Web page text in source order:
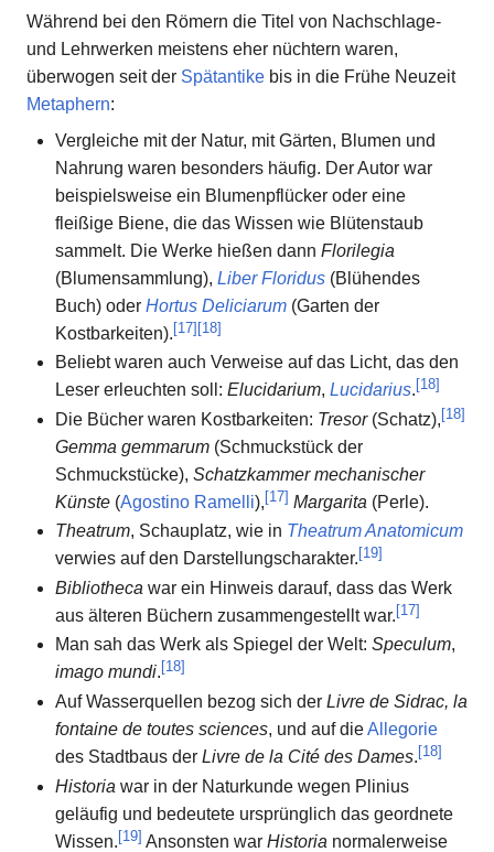
Während bei den Römern die Titel von Nachschlage-
und Lehrwerken meistens eher nüchtern waren,
überwogen seit der Spätantike bis in die Frühe Neuzeit
Metaphern:
Vergleiche mit der Natur, mit Gärten, Blumen und
Nahrung waren besonders häufig. Der Autor war
beispielsweise ein Blumenpflücker oder eine
fleißige Biene, die das Wissen wie Blütenstaub
sammelt. Die Werke hießen dann Florilegia
(Blumensammlung), Liber Floridus(Blühendes
Buch) oder Hortus Deliciarum(Garten der
Kostbarkeiten).[17][18]
Beliebt waren auch Verweise auf das Licht, das den
Leser erleuchten soll: Elucidarium, Lucidarius. [18]
Die Bücher waren Kostbarkeiten: Tresor(Schatz),[18]
Gemma gemmarum(Schmuckstück der
Schmuckstücke), Schatzkammer mechanischer
Künste(Agostino Ramelli),[17] Margarita (Perle).
Theatrum, Schauplatz, wie in Theatrum Anatomicum
verwies auf den Darstellungscharakter. [19]
Bibliotheca war ein Hinweis darauf, dass das Werk
aus älteren Büchern zusammengestellt war.[17]
Man sah das Werk als Spiegel der Welt: Speculum,
imago mundi. [18]
Auf Wasserquellen bezog sich der Livre de Sidrac, la
fontaine de toutes sciences, und auf dieAllegorie
des Stadtbaus der Livre de la Cité des Dames.[18]
Historia war in der Naturkunde wegen Plinius
geläufig und bedeutete ursprünglich das geordnete
Wissen.[19] Ansonsten war Historia normalerweise